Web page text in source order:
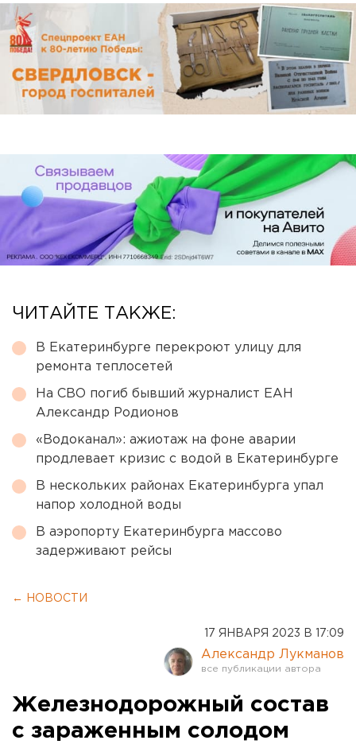
ЧИТАЙТЕ ТАКЖЕ:
В Екатеринбурге перекроют улицу для
ремонта теплосетей
На СВО погиб бывший журналист ЕАН
Александр Родионов
«Водоканал»: ажиотаж на фоне аварии
продлевает кризис с водой в Екатеринбурге
В нескольких районах Екатеринбурга упал
напор холодной воды
В аэропорту Екатеринбурга массово
задерживают рейсы
← НОВОСТИ
17 ЯНВАРЯ 2023 В 17:09
Александр Лукманов
Железнодорожный состав
с зараженным солодом